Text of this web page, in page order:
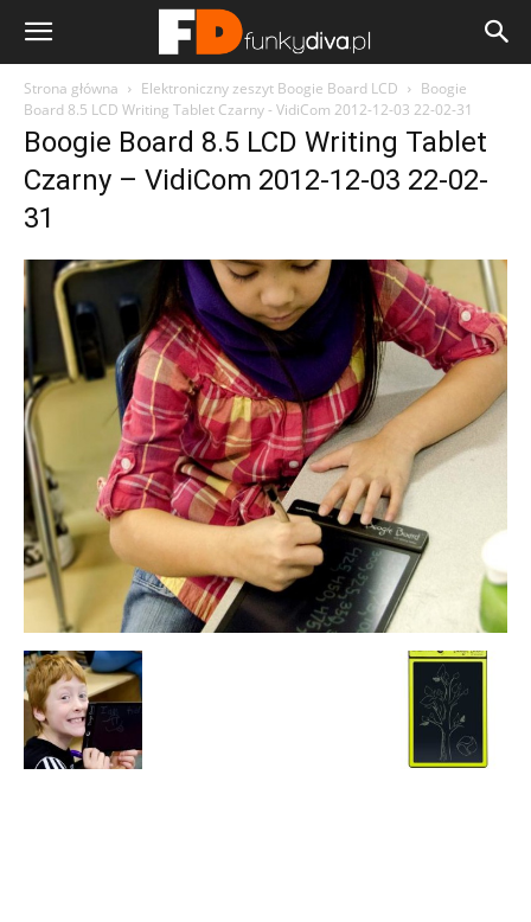
Strona główna Elektroniczny zeszyt Boogie Board LCD
Boogie
Board 8.5 LCD Writing Tablet Czarny - VidiCom 2012-12-03 22-02-31
Boogie Board 8.5 LCD Writing Tablet
Czarny – VidiCom 2012-12-03 22-02-
31